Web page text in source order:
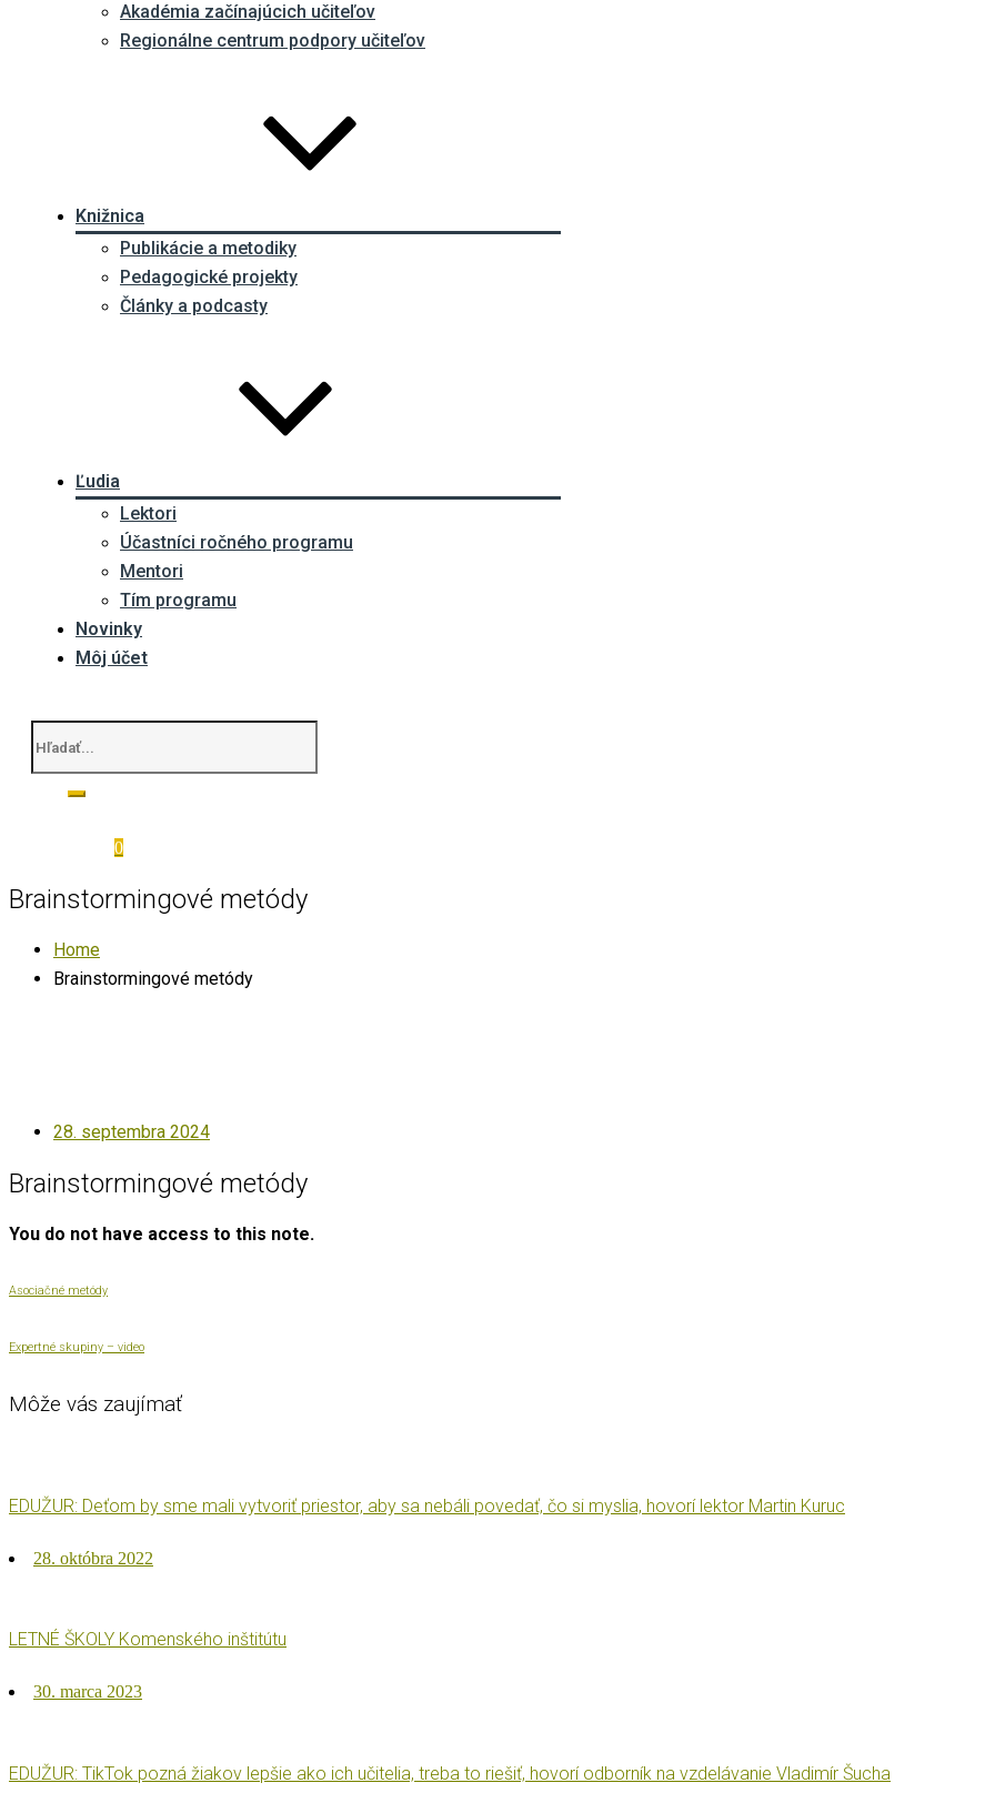
Akadémia začínajúcich učiteľov
Regionálne centrum podpory učiteľov
Knižnica
Publikácie a metodiky
Pedagogické projekty
Články a podcasty
Ľudia
Lektori
Účastníci ročného programu
Mentori
Tím programu
Novinky
Môj účet
0
Brainstormingové metódy
Home
Brainstormingové metódy
Posted
28. septembra 2024
Brainstormingové metódy
You do not have access to this note.
Asociačné metódy
Expertné skupiny – video
Môže vás zaujímať
EDUŽUR: Deťom by sme mali vytvoriť priestor, aby sa nebáli povedať, čo si myslia, hovorí lektor Martin Kuruc
Posted
28. októbra 2022
LETNÉ ŠKOLY Komenského inštitútu
Posted
30. marca 2023
EDUŽUR: TikTok pozná žiakov lepšie ako ich učitelia, treba to riešiť, hovorí odborník na vzdelávanie Vladimír Šucha